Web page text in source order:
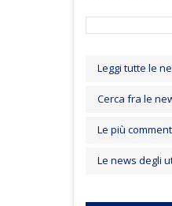
Leggi tutte le
Cerca fra le
Le più
Le news degli